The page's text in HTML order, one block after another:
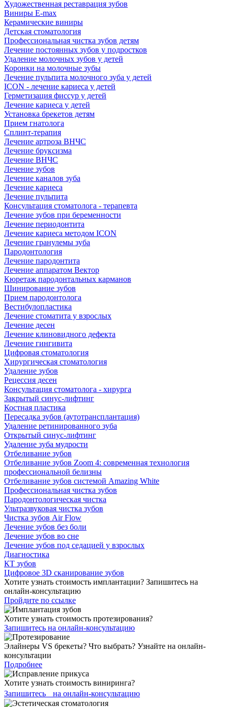
Художественная реставрация зубов
Виниры E-max
Керамические виниры
Детская стоматология
Профессиональная чистка зубов детям
Лечение постоянных зубов у подростков
Удаление молочных зубов у детей
Коронки на молочные зубы
Лечение пульпита молочного зуба у детей
ICON - лечение кариеса у детей
Герметизация фиссур у детей
Лечение кариеса у детей
Установка брекетов детям
Прием гнатолога
Сплинт-терапия
Лечение артроза ВНЧС
Лечение бруксизма
Лечение ВНЧС
Лечение зубов
Лечение каналов зуба
Лечение кариеса
Лечение пульпита
Консультация стоматолога - терапевта
Лечение зубов при беременности
Лечение периодонтита
Лечение кариеса методом ICON
Лечение гранулемы зуба
Пародонтология
Лечение пародонтита
Лечение аппаратом Вектор
Кюретаж пародонтальных карманов
Шинирование зубов
Прием пародонтолога
Вестибулопластика
Лечение стоматита у взрослых
Лечение десен
Лечение клиновидного дефекта
Лечение гингивита
Цифровая стоматология
Хирургическая стоматология
Удаление зубов
Рецессия десен
Консультация стоматолога - хирурга
Закрытый синус-лифтинг
Костная пластика
Пересадка зубов (аутотрансплантация)
Удаление ретинированного зуба
Открытый синус-лифтинг
Удаление зуба мудрости
Отбеливание зубов
Отбеливание зубов Zoom 4: современная технология
профессиональной белизны
Отбеливание зубов системой Amazing White
Профессиональная чистка зубов
Пародонтологическая чистка
Ультразвуковая чистка зубов
Чистка зубов Air Flow
Лечение зубов без боли
Лечение зубов во сне
Лечение зубов под седацией у взрослых
Диагностика
КТ зубов
Цифровое 3D сканирование зубов
Хотите узнать стоимость имплантации? Запишитесь на
онлайн-консультацию
Пройдите по ссылке
Хотите узнать стоимость протезирования?
Запишитесь на онлайн-консультацию
Элайнеры VS брекеты? Что выбрать? Узнайте на онлайн-
консультации
Подробнее
Хотите узнать стоимость виниринга?
Запишитесь на онлайн-консультацию